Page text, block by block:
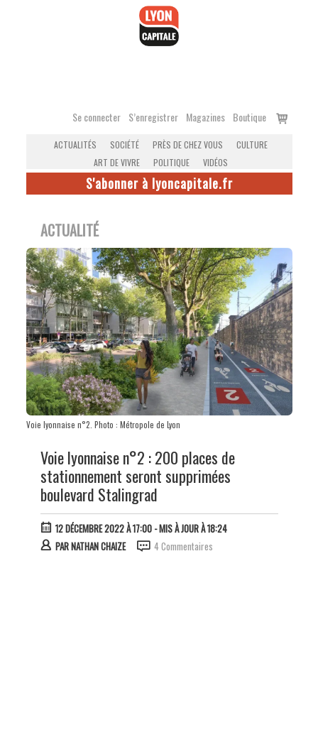
Se connecter S’enregistrer Magazines Boutique
Voir
ACTUALITÉS SOCIÉTÉ PRÈS DE CHEZ VOUS
CULTURE
ART DE VIVRE
POLITIQUE VIDÉOS
S'abonner à lyoncapitale.fr
ACTUALITÉ
Voie lyonnaise n°2. Photo : Métropole de Lyon
Voie lyonnaise n°2 : 200 places de
stationnement seront supprimées
boulevard Stalingrad
12 DÉCEMBRE 2022 À 17:00- MIS À JOUR À 18:24
PARNATHAN CHAIZE 4 Commentaires